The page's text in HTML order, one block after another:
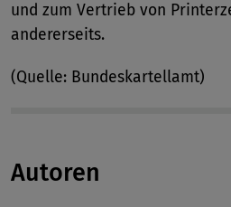
und zum Vertrieb von
andererseits.
(Quelle: Bundeskartellamt)
Autoren